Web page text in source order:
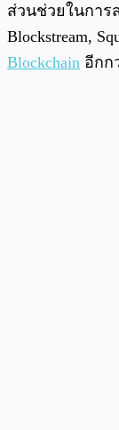
ส่วนช่วยในการ
Blockstream,
Blockchain อีกก